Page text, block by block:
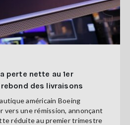
perte nette au 1er
des livraisons
américain Boeing
vers une rémission, annonçant
réduite au premier trimestre